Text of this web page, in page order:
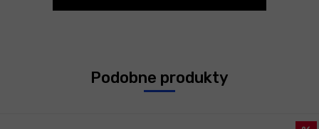
Podobne produkty